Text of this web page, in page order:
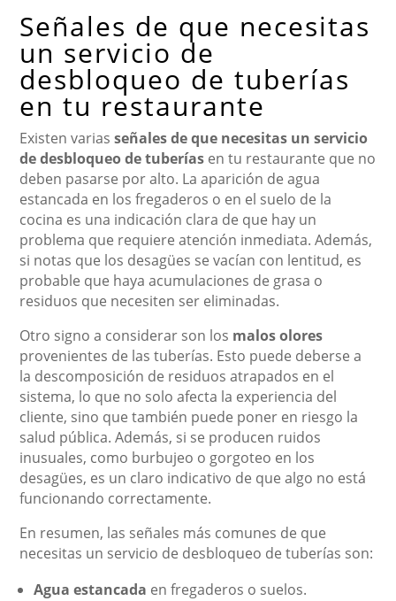
Señales de que necesitas
un servicio de
desbloqueo de tuberías
en tu restaurante
Existen variasseñales de que necesitas un servicio
de desbloqueo de tuberías en tu restaurante que no
deben pasarse por alto. La aparición de agua
estancada en los fregaderos o en el suelo de la
cocina es una indicación clara de que hay un
problema que requiere atención inmediata. Además,
si notas que los desagües se vacían con lentitud, es
probable que haya acumulaciones de grasa o
residuos que necesiten ser eliminadas.
Otro signo a considerar son los malos olores
provenientes de las tuberías. Esto puede deberse a
la descomposición de residuos atrapados en el
sistema, lo que no solo afecta la experiencia del
cliente, sino que también puede poner en riesgo la
salud pública. Además, si se producen ruidos
inusuales, como burbujeo o gorgoteo en los
desagües, es un claro indicativo de que algo no está
funcionando correctamente.
En resumen, las señales más comunes de que
necesitas un servicio de desbloqueo de tuberías son:
Agua estancada en fregaderos o suelos.